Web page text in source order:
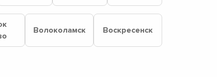
Волоколамск Воскресенск